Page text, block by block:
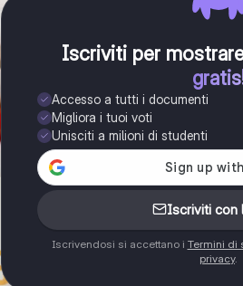
Iscriviti per
Accesso a tutti i documenti
Migliora i tuoi voti
Unisciti a milioni di studenti
Iscriviti con
Iscrivendosi si accettano i Termini di
privacy.